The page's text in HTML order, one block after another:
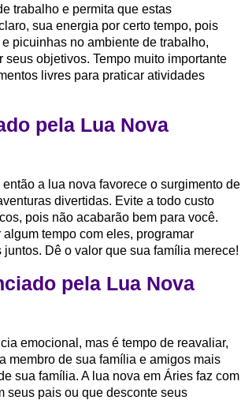
trabalho e permita que estas
sua energia por certo tempo, pois
picuinhas no ambiente de trabalho,
objetivos. Tempo muito importante
livres para praticar atividades
pela Lua Nova
a lua nova favorece o surgimento de
divertidas. Evite a todo custo
pois não acabarão bem para você.
tempo com eles, programar
Dê o valor que sua família merece!
pela Lua Nova
emocional, mas é tempo de reavaliar,
membro de sua família e amigos mais
sua família. A lua nova em Áries faz com
seus pais ou que desconte seus